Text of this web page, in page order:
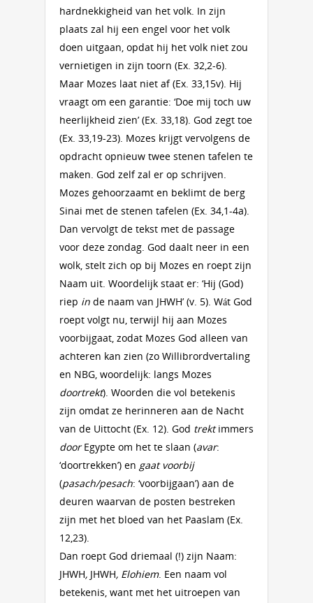
hardnekkigheid van het volk. In zijn
plaats zal hij een engel voor het volk
doen uitgaan, opdat hij het volk niet zou
vernietigen in zijn toorn (Ex. 32,2-6).
Maar Mozes laat niet af (Ex. 33,15v). Hij
vraagt om een garantie: ‘Doe mij toch uw
heerlijkheid zien’ (Ex. 33,18). God zegt toe
(Ex. 33,19-23). Mozes krijgt vervolgens de
opdracht opnieuw twee stenen tafelen te
maken. God zelf zal er op schrijven.
Mozes gehoorzaamt en beklimt de berg
Sinai met de stenen tafelen (Ex. 34,1-4a).
Dan vervolgt de tekst met de passage
voor deze zondag. God daalt neer in een
wolk, stelt zich op bij Mozes en roept zijn
Naam uit. Woordelijk staat er: ‘Hij (God)
riep in de naam van JHWH’ (v. 5). Wát God
roept volgt nu, terwijl hij aan Mozes
voorbijgaat, zodat Mozes God alleen van
achteren kan zien (zo Willibrordvertaling
en NBG, woordelijk: langs Mozes
doortrekt). Woorden die vol betekenis
zijn omdat ze herinneren aan de Nacht
van de Uittocht (Ex. 12). God trektimmers
doorEgypte om het te slaan (avar:
‘doortrekken’) en gaat voorbij
(pasach/pesach: ‘voorbijgaan’) aan de
deuren waarvan de posten bestreken
zijn met het bloed van het Paaslam (Ex.
12,23).
Dan roept God driemaal (!) zijn Naam:
JHWH, JHWH, Elohiem. Een naam vol
betekenis, want met het uitroepen van